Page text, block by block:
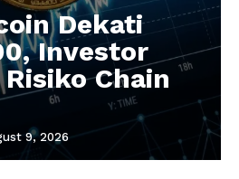
Dekati
Investor
Chain
9, 2026